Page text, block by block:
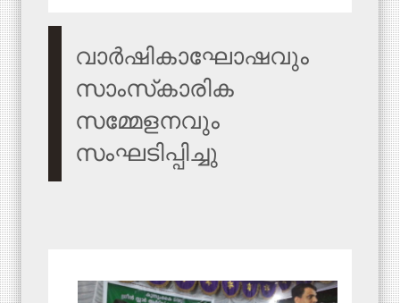
വാര്‍ഷികാഘോഷവും
സാംസ്‌കാരിക
സമ്മേളനവും
സംഘടിപ്പിച്ചു